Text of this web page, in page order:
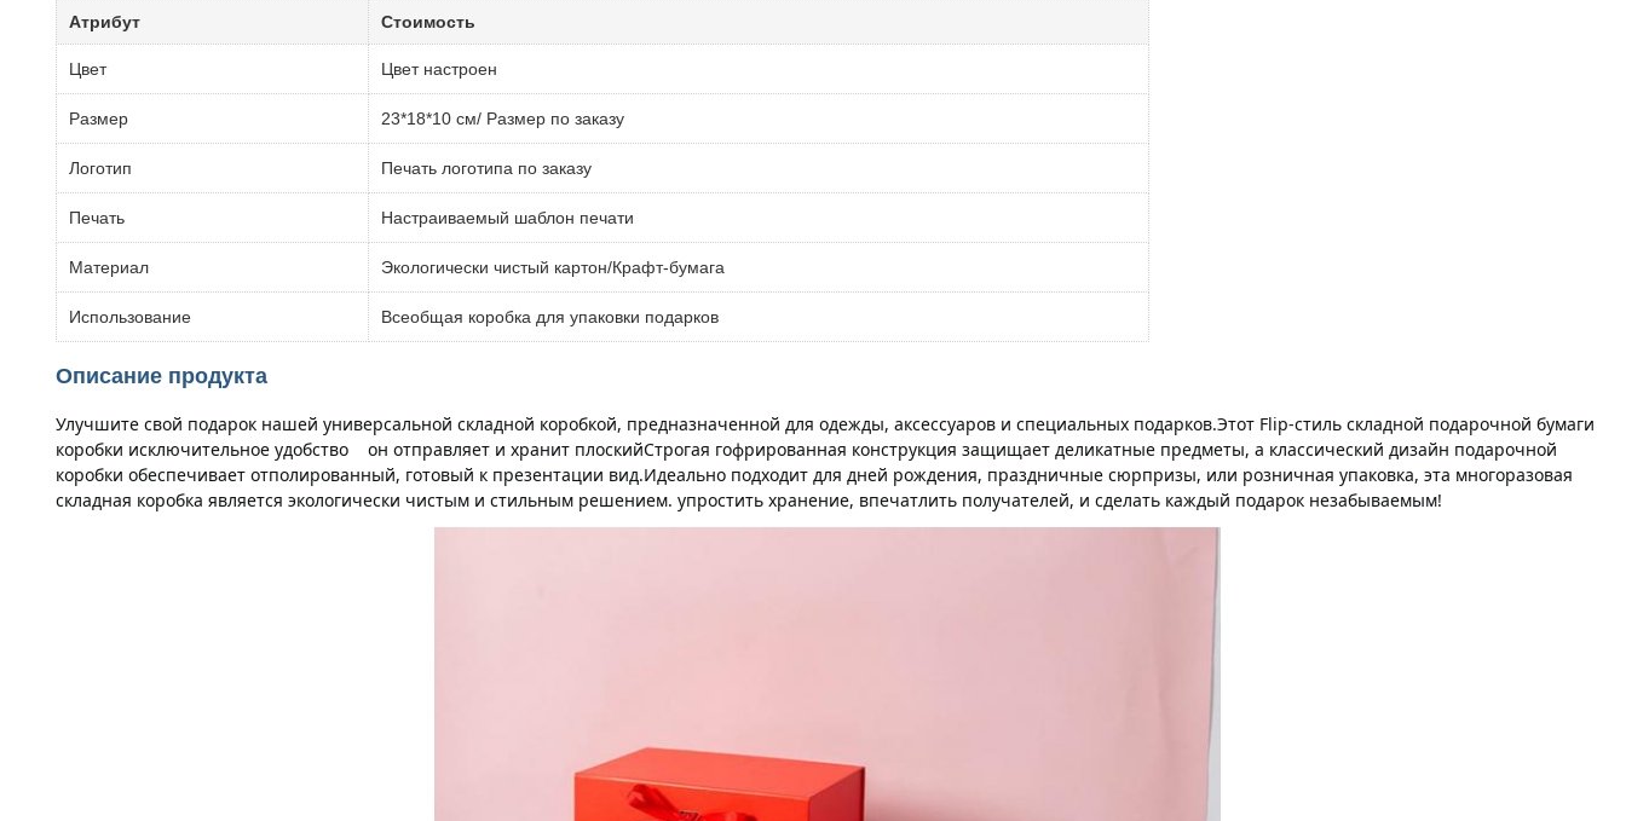
Атрибут Стоимость
Цвет Цвет настроен
Размер 23*18*10 см/ Размер по заказу
Логотип Печать логотипа по заказу
Печать Настраиваемый шаблон печати
Материал Экологически чистый картон/Крафт-бумага
Использование Всеобщая коробка для упаковки подарков
Описание продукта
Улучшите свой подарок нашей универсальной складной коробкой, предназначенной для одежды, аксессуаров и специальных подарков.Этот Flip-стиль складной подарочной бумаги
коробки исключительное удобство    он отправляет и хранит плоскийСтрогая гофрированная конструкция защищает деликатные предметы, а классический дизайн подарочной
коробки обеспечивает отполированный, готовый к презентации вид.Идеально подходит для дней рождения, праздничные сюрпризы, или розничная упаковка, эта многоразовая
складная коробка является экологически чистым и стильным решением. упростить хранение, впечатлить получателей, и сделать каждый подарок незабываемым!